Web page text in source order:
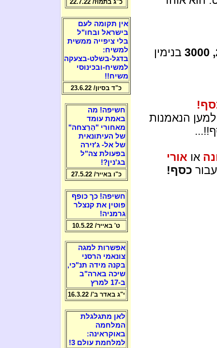
בנימין
הנאמנות
או אורי
כסף!
כ"ג בתמוז/ 22.7.22
אין תקומה לעם
בישראל ובחו"ל
בלי ציפייה ממשית
למשיח:
בדגל-בשלט-בצעקה
למשיח-ובכינוסי
משיח!!
כ"ד בסיון/ 23.6.22
חשיפה! מה
באמת עומד
מאחורי "הֵרַצחה"
של העיתונאית
של אל- ג'זירה
בפעולת צה"ל
בג'נין?!
כ"ו באייר/ 27.5.22
חשיפה! כך כופף
פוטין את קנצלר
גרמניה!
ט' באייר/ 10.5.22
אפשרות למגה
צונאמי הרסני
בקנה מידה תנ"כי,
שיכה בארה"ב
ב-17 למרץ
י"ג באדר ב'/ 16.3.22
לאן מתגלגלת
המלחמה
באוקראינה:
למלחמת עולם 3!